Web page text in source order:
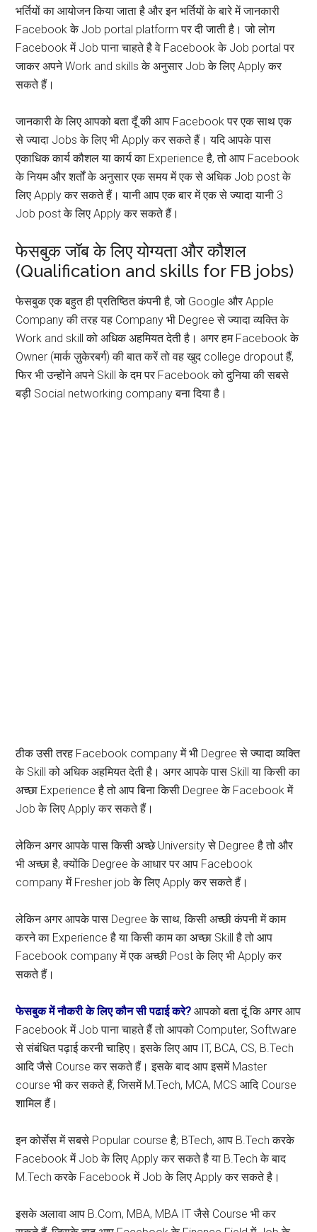
भर्तियों का आयोजन किया जाता है और इन भर्तियों के बारे में जानकारी
Facebook के Job portal platform पर दी जाती है। जो लोग
Facebook में Job पाना चाहते है वे Facebook के Job portal पर
जाकर अपने Work and skills के अनुसार Job के लिए Apply कर
सकते हैं।
जानकारी के लिए आपको बता दूँ की आप Facebook पर एक साथ एक
से ज्यादा Jobs के लिए भी Apply कर सकते हैं। यदि आपके पास
एकाधिक कार्य कौशल या कार्य का Experience है, तो आप Facebook
के नियम और शर्तों के अनुसार एक समय में एक से अधिक Job post के
लिए Apply कर सकते हैं। यानी आप एक बार में एक से ज्यादा यानी 3
Job post के लिए Apply कर सकते हैं।
फेसबुक जॉब के लिए योग्यता और कौशल
(Qualification and skills for FB jobs)
फेसबुक एक बहुत ही प्रतिष्ठित कंपनी है, जो Google और Apple
Company की तरह यह Company भी Degree से ज्यादा व्यक्ति के
Work and skill को अधिक अहमियत देती है। अगर हम Facebook के
Owner (मार्क ज़ुकेरबर्ग) की बात करें तो वह खुद college dropout हैं,
फिर भी उन्होंने अपने Skill के दम पर Facebook को दुनिया की सबसे
बड़ी Social networking company बना दिया है।
ठीक उसी तरह Facebook company में भी Degree से ज्यादा व्यक्ति
के Skill को अधिक अहमियत देती है। अगर आपके पास Skill या किसी का
अच्छा Experience है तो आप बिना किसी Degree के Facebook में
Job के लिए Apply कर सकते हैं।
लेकिन अगर आपके पास किसी अच्छे University से Degree है तो और
भी अच्छा है, क्योंकि Degree के आधार पर आप Facebook
company में Fresher job के लिए Apply कर सकते हैं।
लेकिन अगर आपके पास Degree के साथ, किसी अच्छी कंपनी में काम
करने का Experience है या किसी काम का अच्छा Skill है तो आप
Facebook company में एक अच्छी Post के लिए भी Apply कर
सकते हैं।
फेसबुक में नौकरी के लिए कौन सी पढाई करे? आपको बता दूं कि अगर आप
Facebook में Job पाना चाहते हैं तो आपको Computer, Software
से संबंधित पढ़ाई करनी चाहिए। इसके लिए आप IT, BCA, CS, B.Tech
आदि जैसे Course कर सकते हैं। इसके बाद आप इसमें Master
course भी कर सकते हैं, जिसमें M.Tech, MCA, MCS आदि Course
शामिल हैं।
इन कोर्सेस में सबसे Popular course है; BTech, आप B.Tech करके
Facebook में Job के लिए Apply कर सकते है या B.Tech के बाद
M.Tech करके Facebook में Job के लिए Apply कर सकते है।
इसके अलावा आप B.Com, MBA, MBA IT जैसे Course भी कर